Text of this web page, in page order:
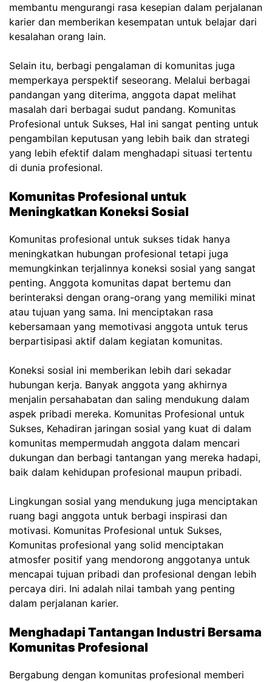
membantu mengurangi rasa kesepian dalam perjalanan
karier dan memberikan kesempatan untuk belajar dari
kesalahan orang lain.
Selain itu, berbagi pengalaman di komunitas juga
memperkaya perspektif seseorang. Melalui berbagai
pandangan yang diterima, anggota dapat melihat
masalah dari berbagai sudut pandang. Komunitas
Profesional untuk Sukses, Hal ini sangat penting untuk
pengambilan keputusan yang lebih baik dan strategi
yang lebih efektif dalam menghadapi situasi tertentu
di dunia profesional.
Komunitas Profesional untuk
Meningkatkan Koneksi Sosial
Komunitas profesional untuk sukses tidak hanya
meningkatkan hubungan profesional tetapi juga
memungkinkan terjalinnya koneksi sosial yang sangat
penting. Anggota komunitas dapat bertemu dan
berinteraksi dengan orang-orang yang memiliki minat
atau tujuan yang sama. Ini menciptakan rasa
kebersamaan yang memotivasi anggota untuk terus
berpartisipasi aktif dalam kegiatan komunitas.
Koneksi sosial ini memberikan lebih dari sekadar
hubungan kerja. Banyak anggota yang akhirnya
menjalin persahabatan dan saling mendukung dalam
aspek pribadi mereka. Komunitas Profesional untuk
Sukses, Kehadiran jaringan sosial yang kuat di dalam
komunitas mempermudah anggota dalam mencari
dukungan dan berbagi tantangan yang mereka hadapi,
baik dalam kehidupan profesional maupun pribadi.
Lingkungan sosial yang mendukung juga menciptakan
ruang bagi anggota untuk berbagi inspirasi dan
motivasi. Komunitas Profesional untuk Sukses,
Komunitas profesional yang solid menciptakan
atmosfer positif yang mendorong anggotanya untuk
mencapai tujuan pribadi dan profesional dengan lebih
percaya diri. Ini adalah nilai tambah yang penting
dalam perjalanan karier.
Menghadapi Tantangan Industri Bersama
Komunitas Profesional
Bergabung dengan komunitas profesional memberi